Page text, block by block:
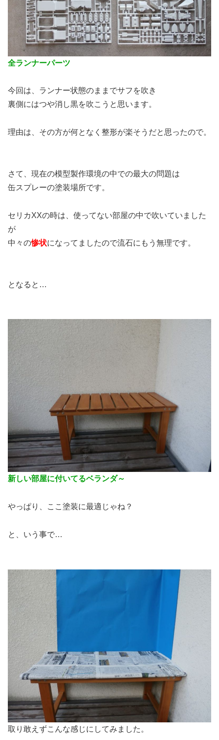
全ランナーパーツ
今回は、ランナー状態のままでサフを吹き
裏側にはつや消し黒を吹こうと思います。
理由は、その方が何となく整形が楽そうだと思ったので。
さて、現在の模型製作環境の中での最大の問題は
缶スプレーの塗装場所です。
セリカXXの時は、使ってない部屋の中で吹いていました
が
中々の惨状になってましたので流石にもう無理です。
となると…
新しい部屋に付いてるベランダ～
やっぱり、ここ塗装に最適じゃね？
と、いう事で…
取り敢えずこんな感じにしてみました。